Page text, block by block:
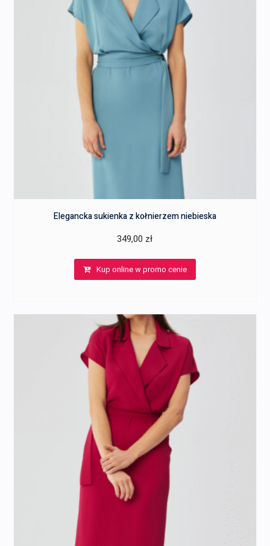
Elegancka sukienka z kołnierzem niebieska
349,00 zł
Kup online w promo cenie